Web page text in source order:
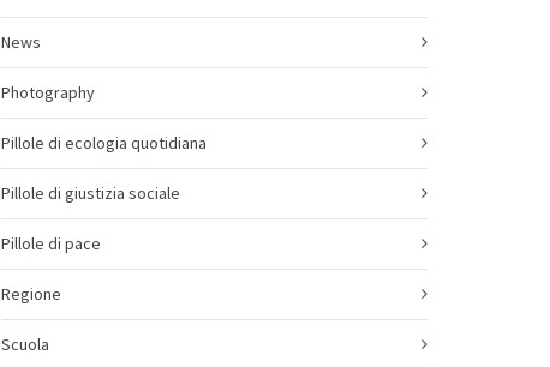
News
Photography
Pillole di ecologia quotidiana
Pillole di giustizia sociale
Pillole di pace
Regione
Scuola